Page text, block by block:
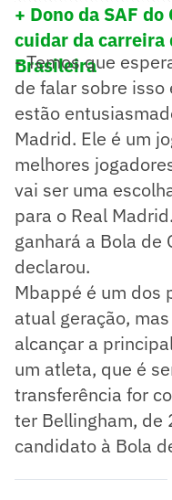
+ Dono da SAF
cuidar da carreira
Brasileira
- Temos que
de falar sobre
estão
Madrid. Ele é um
melhores
vai ser uma
para o Real
ganhará a Bola de
declarou.
Mbappé é um dos
atual geração,
alcançar a
um atleta, que é
transferência for
ter Bellingham, de
candidato à Bola